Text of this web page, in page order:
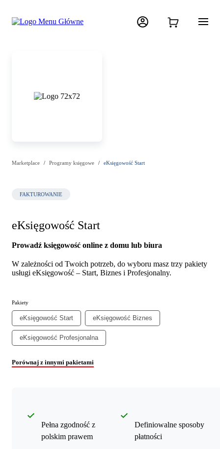
Marketplace Programy księgowe eKsięgowość Start
FAKTUROWANIE
eKsięgowość Start
Prowadź księgowość online z domu lub biura
W zależności od Twoich potrzeb, do wyboru masz trzy pakiety
usługi eKsięgowość – Start, Biznes i Profesjonalny.
Pakiety
eKsięgowość Start eKsięgowość Biznes
eKsięgowość Profesjonalna
Porównaj z innymi pakietami
Pełna zgodność z
polskim prawem
Definiowalne sposoby
płatności